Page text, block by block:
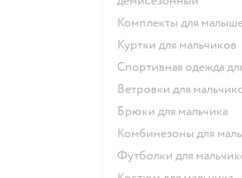
Комплекты для
Куртки для мальчиков
Спортивная одежда
Ветровки для
Брюки для мальчика
Комбинезоны для
Футболки для